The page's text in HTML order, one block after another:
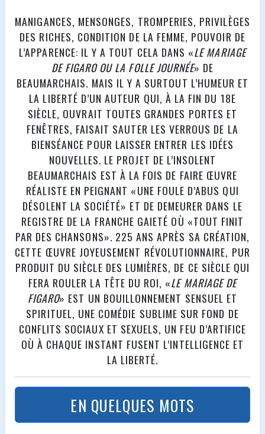
MANIGANCES, MENSONGES, TROMPERIES, PRIVILÈGES
DES RICHES, CONDITION DE LA FEMME, POUVOIR DE
L’APPARENCE: IL Y A TOUT CELA DANS «LE MARIAGE
DE FIGARO OU LA FOLLE JOURNÉE» DE
BEAUMARCHAIS. MAIS IL Y A SURTOUT L’HUMEUR ET
LA LIBERTÉ D’UN AUTEUR QUI, À LA FIN DU 18E
SIÈCLE, OUVRAIT TOUTES GRANDES PORTES ET
FENÊTRES, FAISAIT SAUTER LES VERROUS DE LA
BIENSÉANCE POUR LAISSER ENTRER LES IDÉES
NOUVELLES. LE PROJET DE L’INSOLENT
BEAUMARCHAIS EST À LA FOIS DE FAIRE ŒUVRE
RÉALISTE EN PEIGNANT «UNE FOULE D’ABUS QUI
DÉSOLENT LA SOCIÉTÉ» ET DE DEMEURER DANS LE
REGISTRE DE LA FRANCHE GAIETÉ OÙ «TOUT FINIT
PAR DES CHANSONS». 225 ANS APRÈS SA CRÉATION,
CETTE ŒUVRE JOYEUSEMENT RÉVOLUTIONNAIRE, PUR
PRODUIT DU SIÈCLE DES LUMIÈRES, DE CE SIÈCLE QUI
FERA ROULER LA TÊTE DU ROI, «LE MARIAGE DE
FIGARO» EST UN BOUILLONNEMENT SENSUEL ET
SPIRITUEL, UNE COMÉDIE SUBLIME SUR FOND DE
CONFLITS SOCIAUX ET SEXUELS, UN FEU D’ARTIFICE
OÙ À CHAQUE INSTANT FUSENT L’INTELLIGENCE ET
LA LIBERTÉ.
EN QUELQUES MOTS